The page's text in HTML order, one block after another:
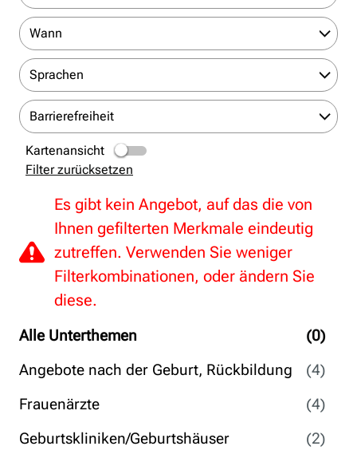
Alle Unterthemen
(0)
Angebote nach der Geburt, Rückbildung
(4)
Frauenärzte
(4)
Geburtskliniken/Geburtshäuser
(2)
Wann
Sprachen
Barrierefreiheit
Kartenansicht
Filter zurücksetzen
Es gibt kein Angebot, auf das die von
Ihnen gefilterten Merkmale eindeutig
zutreffen. Verwenden Sie weniger
Filterkombinationen, oder ändern Sie
diese.